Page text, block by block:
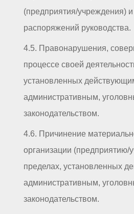
(предприятия/учреждения)
распоряжений руководства.
4.5. Правонарушения,
процессе своей
установленных
административным,
законодательством.
4.6. Причинение
организации (предприятию/
пределах, установленных
административным,
законодательством.